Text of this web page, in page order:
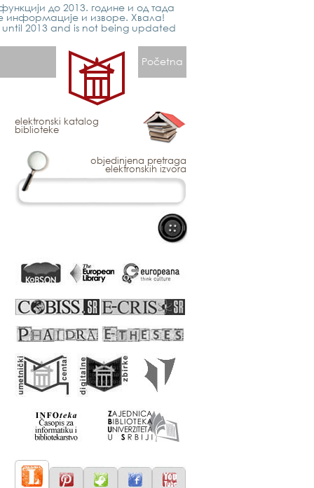
до 2013. године и од тада
информације и изворе. Хвала!
2013 and is not being updated
Početna
elektronski katalog
biblioteke
objedinjena pretraga
elektronskih izvora